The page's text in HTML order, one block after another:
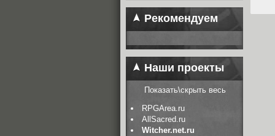
Рекомендуем
Наши проекты
Показать\скрыть весь
RPGArea.ru
AllSacred.ru
Witcher.net.ru